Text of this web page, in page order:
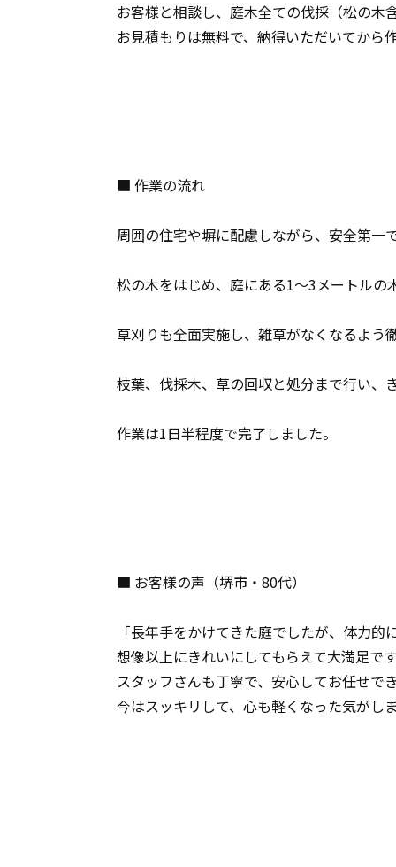
お客様と相談し、庭木全ての伐採（松の
お見積もりは無料で、納得いただいてから
■ 作業の流れ
周囲の住宅や塀に配慮しながら、安全第一
松の木をはじめ、庭にある1〜3メートルの
草刈りも全面実施し、雑草がなくなるよう
枝葉、伐採木、草の回収と処分まで行い、
作業は1日半程度で完了しました。
■ お客様の声（堺市・80代）
「長年手をかけてきた庭でしたが、体力
想像以上にきれいにしてもらえて大満足で
スタッフさんも丁寧で、安心してお任せで
今はスッキリして、心も軽くなった気がし